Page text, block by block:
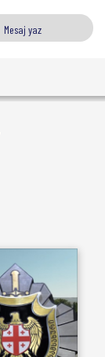
Mesaj yaz